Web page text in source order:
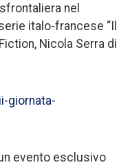
nel
italo-francese “Il
Nicola Serra di
giornata-
evento esclusivo